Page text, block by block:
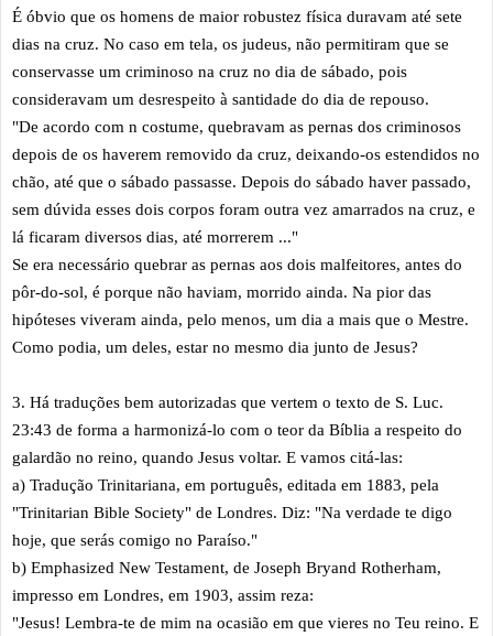
É óbvio que os homens de maior robustez física duravam até sete
dias na cruz. No caso em tela, os judeus, não permitiram que se
conservasse um criminoso na cruz no dia de sábado, pois
consideravam um desrespeito à santidade do dia de repouso.
"De acordo com n costume, quebravam as pernas dos criminosos
depois de os haverem removido da cruz, deixando-os estendidos no
chão, até que o sábado passasse. Depois do sábado haver passado,
sem dúvida esses dois corpos foram outra vez amarrados na cruz, e
lá ficaram diversos dias, até morrerem ..."
Se era necessário quebrar as pernas aos dois malfeitores, antes do
pôr-do-sol, é porque não haviam, morrido ainda. Na pior das
hipóteses viveram ainda, pelo menos, um dia a mais que o Mestre.
Como podia, um deles, estar no mesmo dia junto de Jesus?
3. Há traduções bem autorizadas que vertem o texto de S. Luc.
23:43 de forma a harmonizá-lo com o teor da Bíblia a respeito do
galardão no reino, quando Jesus voltar. E vamos citá-las:
a) Tradução Trinitariana, em português, editada em 1883, pela
"Trinitarian Bible Society" de Londres. Diz: "Na verdade te digo
hoje, que serás comigo no Paraíso."
b) Emphasized New Testament, de Joseph Bryand Rotherham,
impresso em Londres, em 1903, assim reza:
"Jesus! Lembra-te de mim na ocasião em que vieres no Teu reino. E